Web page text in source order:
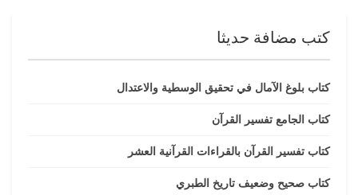
كتب مضافة حديثا
كتاب بلوغ الآمال في تحقيق الوسطية والاعتدال
كتاب الجامع تفسير القرآن
كتاب تفسير القرآن بالقراءات القرآنية العشر
كتاب صحيح وضعيف تاريخ الطبري